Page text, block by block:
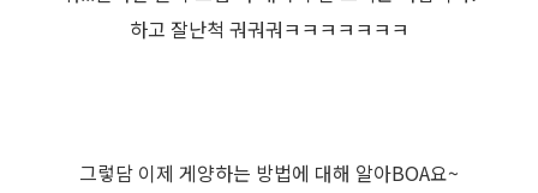
하고 잘난척 궈궈궈ㅋㅋㅋㅋㅋㅋㅋ
그렇담 이제 게양하는 방법에 대해 알아BOA요~